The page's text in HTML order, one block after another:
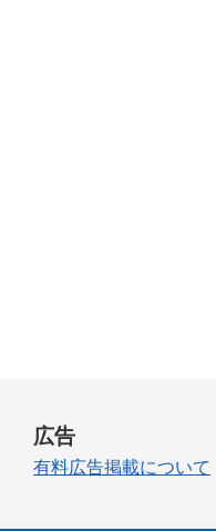
広告
有料広告掲載について